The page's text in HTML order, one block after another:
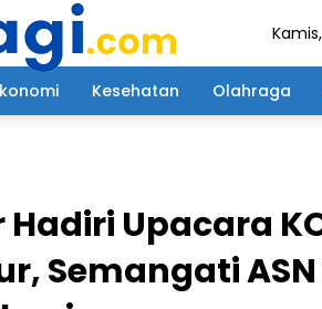
Kesehatan Olahraga
Upacara
Semangati